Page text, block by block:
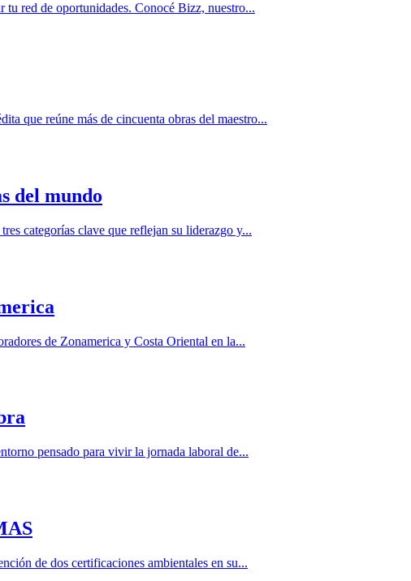
tu red de oportunidades. Conocé Bizz, nuestro...
que reúne más de cincuenta obras del maestro...
del mundo
categorías clave que reflejan su liderazgo y...
de Zonamerica y Costa Oriental en la...
pensado para vivir la jornada laboral de...
de dos certificaciones ambientales en su...